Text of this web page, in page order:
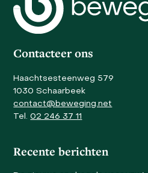
the
first
slide
Contacteer ons
Haachtsesteenweg 579
1030 Schaarbeek
contact@beweging.net
Tel.02 246 37 11
Recente berichten